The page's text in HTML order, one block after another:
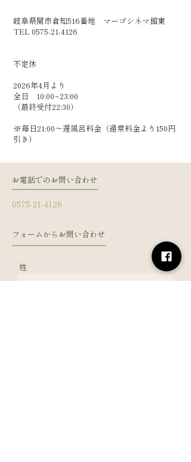
岐阜県関市倉知516番地 マーゴシネマ館東
TEL 0575-21-4126
​不定休
2026年4月より
全日 10:00~23:00
（最終受付22:30）
​※毎日21:00～遅風呂料金（通常料金より150円
引き）
お電話でのお問い合わせ
0575-21-4126
フォームからお問い合わせ
姓